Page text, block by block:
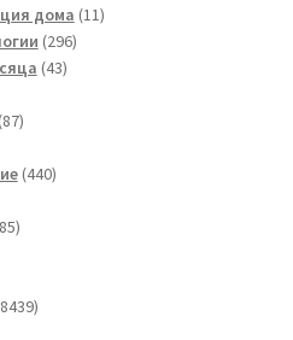
товаров
дома 1111
296296
4343
8787
440440
285
84398439